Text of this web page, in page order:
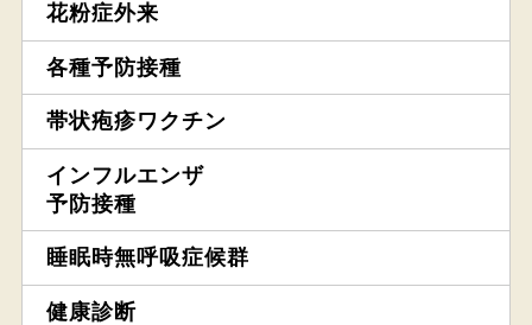
花粉症外来
各種予防接種
帯状疱疹ワクチン
インフルエンザ
予防接種
睡眠時無呼吸症候群
健康診断